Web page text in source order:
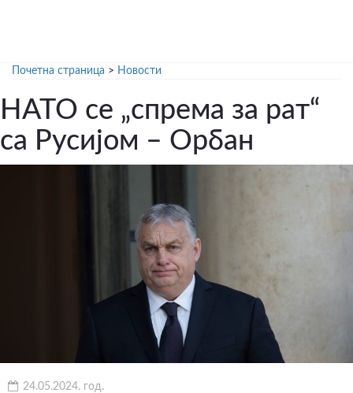
Почетна страница > Новости
НАТО се „спрема за рат“
са Русијом – Орбан
24.05.2024. год.